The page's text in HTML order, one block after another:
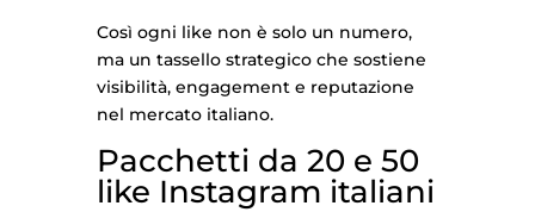
Così ogni like non è solo un numero,
ma un tassello strategico che sostiene
visibilità, engagement e reputazione
nel mercato italiano.
Pacchetti da 20 e 50
like Instagram italiani